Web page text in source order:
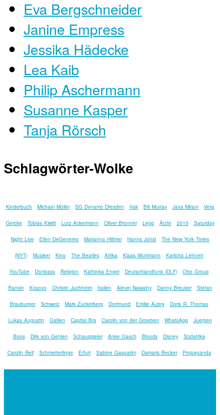
Eva Bergschneider
Janine Empress
Jessika Hädecke
Lea Kaib
Philip Aschermann
Susanne Kasper
Tanja Rörsch
Schlagwörter-Wolke
Kinderbuch Michael Müller SG Dynamo Dresden Irak Bill Murray Jaya Mirani Vera
Gercke Tobias Kiwitt Lutz Ackermann Oliver Bronner Lego Ärzte 2015 Saturday
Night Live Ellen DeGeneres Marianna Hillmer Hanns Johst The New York Times
(NYT) Musiker Kino The Beatles Afrika Klaas Wurtmann Karlotta Lehnert
YouTube Donbass Religion Kathinka Engel Deutschlandfunk (DLF) Otto Group
Bansin Kosovo Christin Juchheim Italien Alexej Nawalny Danny Breuker Stefan
Brauburger Schweiz Mark Zuckerberg Dortmund Emilie Aubry Doris R. Thomas
Lukas Augustin Gallien Capital Bra Carolin von der Groeben WhatsApp Juergen
Boos Dirk von Gehlen Schauspieler Anke Gasch Bloods Disney Südafrika
Carolin Reif Schmetterlinge Erfurt Sabine Gasparini Damaris Becker Propaganda